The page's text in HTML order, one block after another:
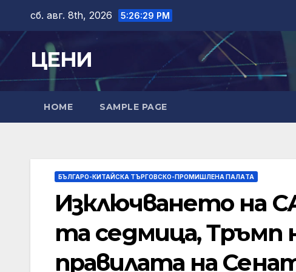
content
сб. авг. 8th, 2026 5:26:30 PM
ЦЕНИ
HOME SAMPLE PAGE
БЪЛГАРО-КИТАЙСКА ТЪРГОВСКО-ПРОМИШЛЕНА ПАЛAТА
Изключването на
та седмица, Тръмп
правилата на